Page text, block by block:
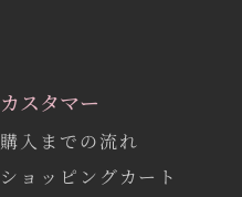
カスタマー
購入までの流れ
ショッピングカート